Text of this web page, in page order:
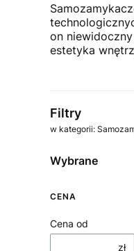
on
estetyka
Filtry
w kategorii:
Wybrane
CENA
Cena od
zł